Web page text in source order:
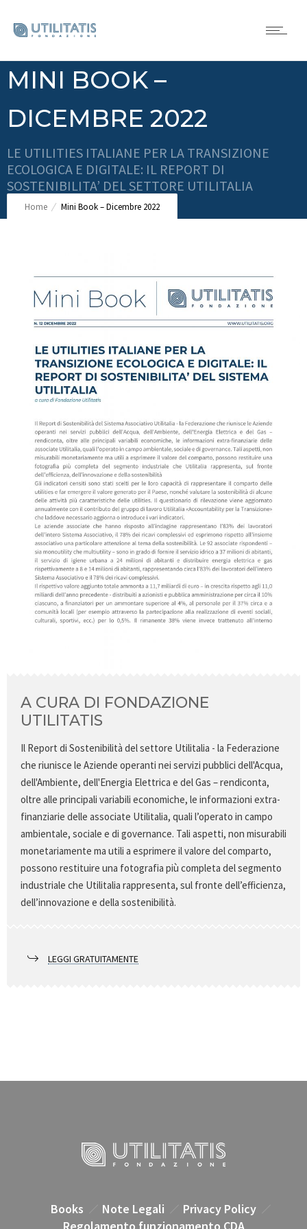
MINI BOOK –
DICEMBRE 2022
LE UTILITIES ITALIANE PER LA TRANSIZIONE
ECOLOGICA E DIGITALE: IL REPORT DI
SOSTENIBILITA’ DEL SETTORE UTILITALIA
Home Mini Book – Dicembre 2022
A CURA DI FONDAZIONE
UTILITATIS
Il Report di Sostenibilità del settore Utilitalia - la Federazione
che riunisce le Aziende operanti nei servizi pubblici dell'Acqua,
dell'Ambiente, dell'Energia Elettrica e del Gas – rendiconta,
oltre alle principali variabili economiche, le informazioni extra-
finanziarie delle associate Utilitalia, quali l’operato in campo
ambientale, sociale e di governance. Tali aspetti, non misurabili
monetariamente ma utili a esprimere il valore del comparto,
possono restituire una fotografia più completa del segmento
industriale che Utilitalia rappresenta, sul fronte dell’efficienza,
dell’innovazione e della sostenibilità.
LEGGI GRATUITAMENTE
Books Note Legali
Privacy Policy